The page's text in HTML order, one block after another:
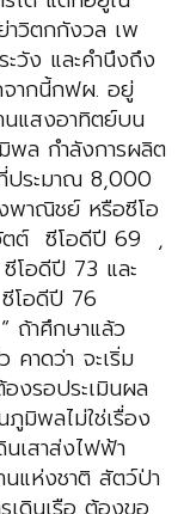
าวิตกกังวล เพ
ะวัง และคำนึงถึง
จากนี้กฟผ. อยู่
นแสงอาทิตย์บน
พล กำลังการผลิต
ประมาณ 8,000
งพาณิชย์ หรือซีโอ
วัตต์ ซีโอดีปี 69 ,
โอดีปี 73 และ
โอดีปี 76
ถ้าศึกษาแล้ว
คาดว่า จะเริ่ม
งรอประเมินผล
มิพลไม่ใช่เรื่อง
เสาส่งไฟฟ้า
แห่งชาติ สัตว์ป่า